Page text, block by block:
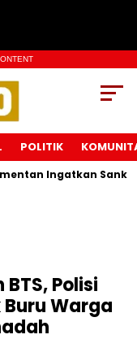
POLITIK
Ingatkan Sanksi
Polisi
Warga